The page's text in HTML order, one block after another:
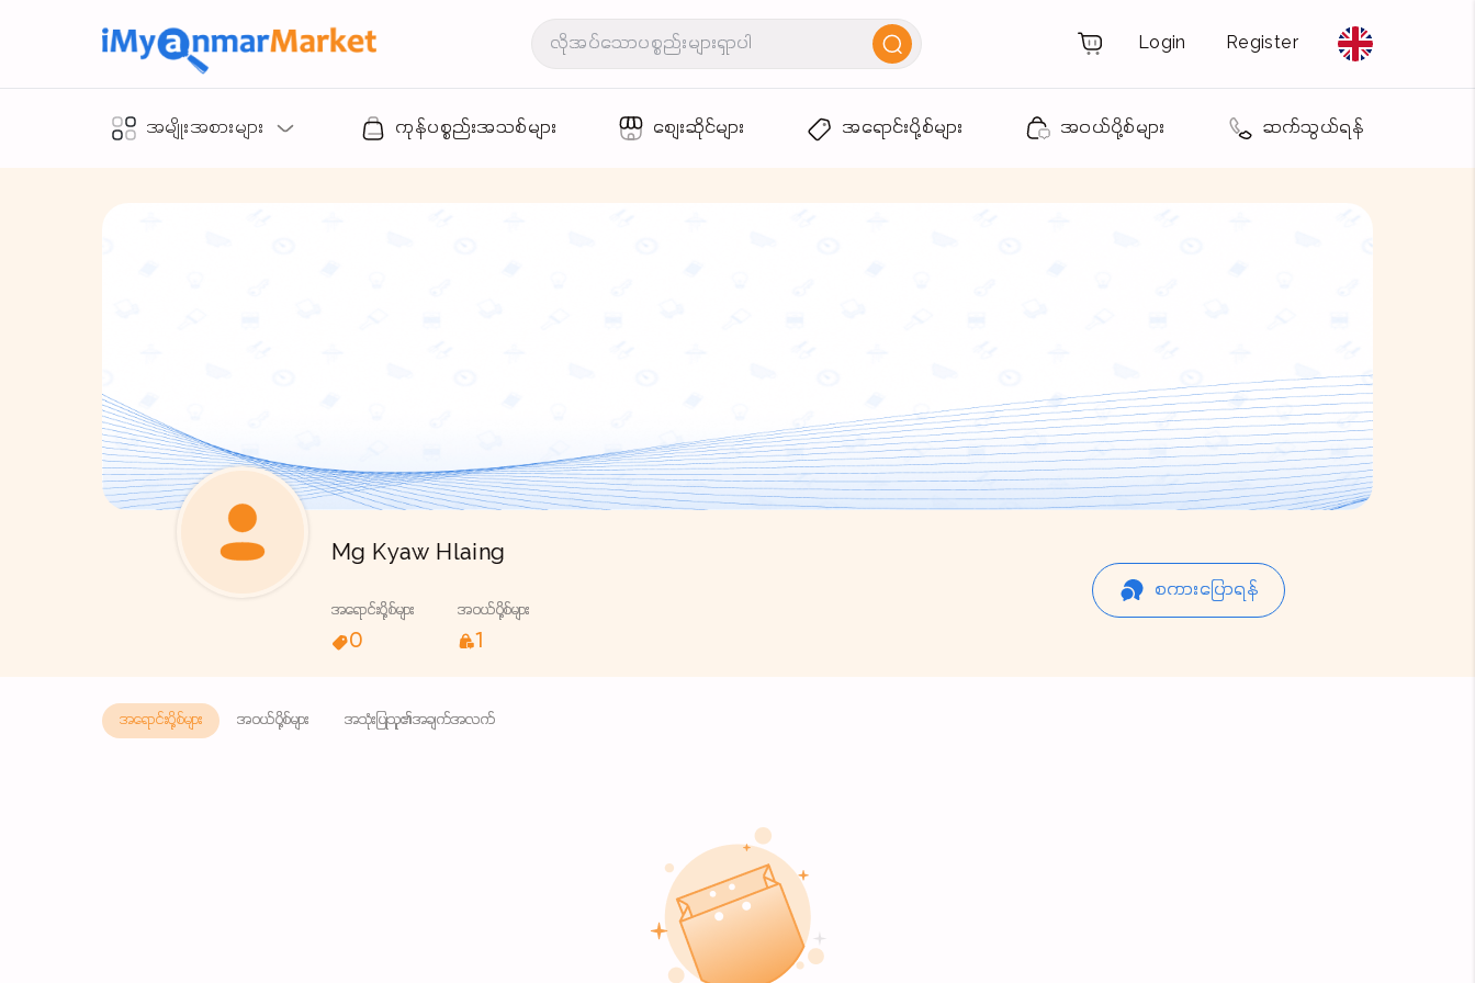
Login Register
အမျိုးအစားများ ကုန်ပစ္စည်းအသစ်များ စျေးဆိုင်များ အရောင်းပို့စ်များ အဝယ်ပို့စ်များ ဆက်သွယ်ရန်
Mg Kyaw Hlaing
အရောင်းပို့စ်များ
0
အဝယ်ပို့စ်များ
1
စကားပြောရန်
အရောင်းပို့စ်များ အဝယ်ပို့စ်များ အသုံးပြုသူ၏အချက်အလက်